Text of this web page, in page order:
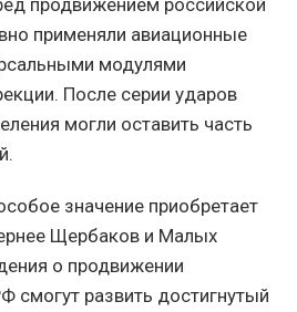
применяли авиационные
модулями
После серии ударов
могли оставить часть
значение приобретает
Щербаков и Малых
о продвижении
смогут развить достигнутый